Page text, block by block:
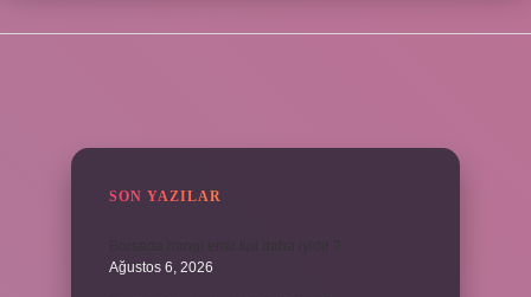
SON YAZILAR
Ağustos 6, 2026